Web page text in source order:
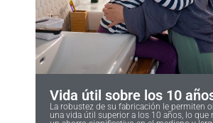
Vida útil sobre los 10
La robustez de su fabricación le permiten
una vida útil superior a los 10 años, lo que